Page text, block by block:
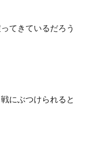
てきているだろう
にぶつけられると